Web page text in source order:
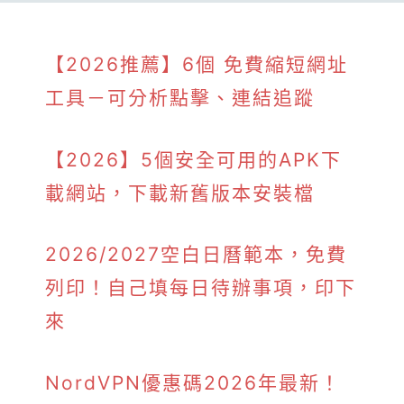
【2026推薦】6個 免費縮短網址
工具－可分析點擊、連結追蹤
【2026】5個安全可用的APK下
載網站，下載新舊版本安裝檔
2026/2027空白日曆範本，免費
列印！自己填每日待辦事項，印下
來
NordVPN優惠碼2026年最新！